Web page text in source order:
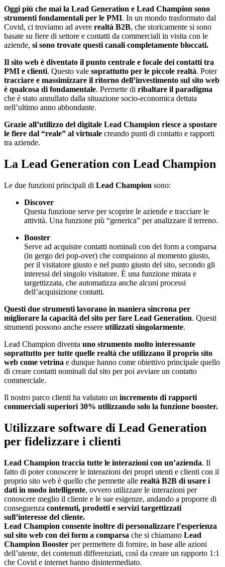
Oggi più che mai la Lead Generation e Lead Champion sono
strumenti fondamentali per le PMI. In un mondo trasformato dal
Covid, ci troviamo ad avere realtà B2B, che storicamente si sono
basate su fiere di settore e contatti da commerciali in visita con le
aziende, si sono trovate questi canali completamente bloccati.
Il sito web è diventato il punto centrale e focale dei contatti tra
PMI e clienti. Questo vale soprattutto per le piccole realtà. Poter
tracciare e massimizzare il ritorno dell’investimento sul sito web
è qualcosa di fondamentale. Permette di ribaltare il paradigma
che è stato annullato dalla situazione socio-economica dettata
nell’ultimo anno abbondante.
Grazie all’utilizzo del digitale Lead Champion riesce a spostare
le fiere dal “reale” al virtuale creando punti di contatto e rapporti
tra aziende.
La Lead Generation con Lead Champion
Le due funzioni principali di Lead Champion sono:
Discover
Questa funzione serve per scoprire le aziende e tracciare le
attività. Una funzione più “generica” per analizzare il terreno.
Booster
Serve ad acquisire contatti nominali con dei form a comparsa
(in gergo dei pop-over) che compaiono al momento giusto,
per il visitatore giusto e nel punto giusto del sito, secondo gli
interessi del singolo visitatore. È una funzione mirata e
targettizzata, che automatizza anche alcuni processi
dell’acquisizione contatti.
Questi due strumenti lavorano in maniera sincrona per
migliorare la capacità del sito per fare Lead Generation. Questi
strumenti possono anche essere utilizzati singolarmente.
Lead Champion diventa uno strumento molto interessante
soprattutto per tutte quelle realtà che utilizzano il proprio sito
web come vetrina e dunque hanno come obiettivo principale quello
di creare contatti nominali dal sito per poi avviare un contatto
commerciale.
Il nostro parco clienti ha valutato un incremento di rapporti
commerciali superiori 30% utilizzando solo la funzione booster.
Utilizzare software di Lead Generation
per fidelizzare i clienti
Lead Champion traccia tutte le interazioni con un’azienda. Il
fatto di poter conoscere le interazioni dei propri utenti e clienti con il
proprio sito web è quello che permette alle realtà B2B di usare i
dati in modo intelligente, ovvero utilizzare le interazioni per
conoscere meglio il cliente e le sue esigenze, andando a proporre di
conseguenza contenuti, prodotti e servizi targettizzati
sull’interesse del cliente.
Lead Champion consente inoltre di personalizzare l’esperienza
sul sito web con dei form a comparsa che si chiamano Lead
Champion Booster per permettere di fornire, in base alle azioni
dell’utente, dei contenuti differenziati, così da creare un rapporto 1:1
che Covid e internet hanno disintermediato.